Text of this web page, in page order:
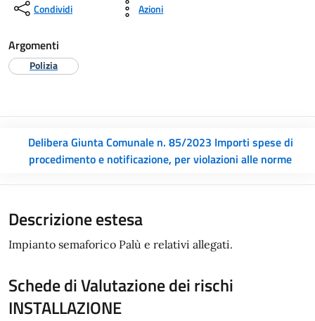
Condividi Azioni
Argomenti
Polizia
Delibera Giunta Comunale n. 85/2023 Importi spese di
procedimento e notificazione, per violazioni alle norme
Descrizione estesa
Impianto semaforico Palù e relativi allegati.
Schede di Valutazione dei rischi
INSTALLAZIONE